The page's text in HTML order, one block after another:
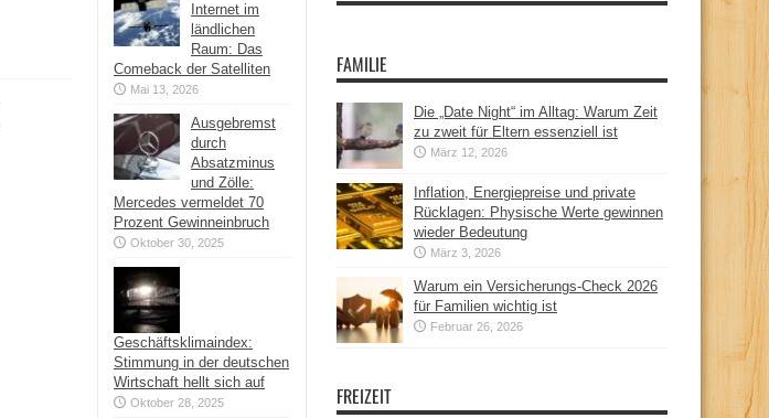
Internet im
ländlichen
Raum: Das
Comeback der Satelliten
Mai 13, 2026
Ausgebremst
durch
Absatzminus
und Zölle:
Mercedes vermeldet 70
Prozent Gewinneinbruch
Oktober 30, 2025
Geschäftsklimaindex:
Stimmung in der deutschen
Wirtschaft hellt sich auf
Oktober 28, 2025
FAMILIE
Die „Date Night“ im Alltag: Warum Zeit
zu zweit für Eltern essenziell ist
März 12, 2026
Inflation, Energiepreise und private
Rücklagen: Physische Werte gewinnen
wieder Bedeutung
März 3, 2026
Warum ein Versicherungs-Check 2026
für Familien wichtig ist
Februar 26, 2026
FREIZEIT